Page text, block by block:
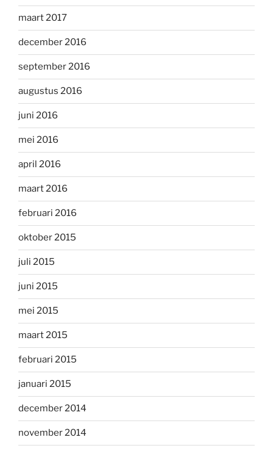
maart 2017
december 2016
september 2016
augustus 2016
juni 2016
mei 2016
april 2016
maart 2016
februari 2016
oktober 2015
juli 2015
juni 2015
mei 2015
maart 2015
februari 2015
januari 2015
december 2014
november 2014